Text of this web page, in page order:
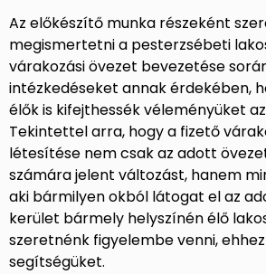
Az előkészítő munka részeként
megismertetni a pesterzsébeti
várakozási övezet bevezetése
intézkedéseket annak érdekében,
élők is kifejthessék véleményüket
Tekintettel arra, hogy a fizető
létesítése nem csak az adott
számára jelent változást, hanem
aki bármilyen okból látogat el az
kerület bármely helyszínén élő
szeretnénk figyelembe venni,
segítségüket.